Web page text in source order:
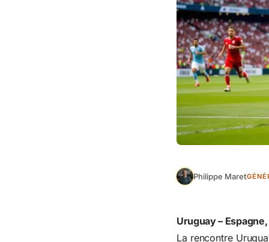
Philippe Maret
Uruguay –
La rencontre